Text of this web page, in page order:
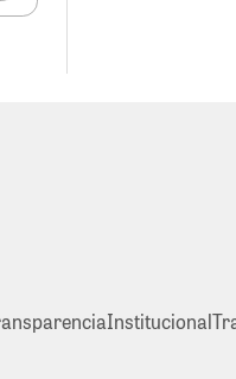
Institucional